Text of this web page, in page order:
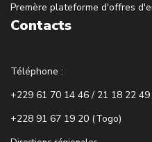
Premère plateforme d'offres
Contacts
Téléphone :
+229 61 70 14 46 / 21 18 22 49
+228 91 67 19 20 (Togo)